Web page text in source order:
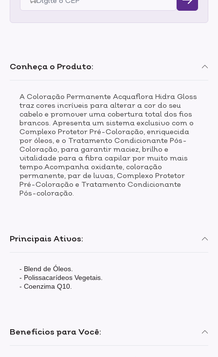
Benefícios para Você:
Principais Ativos:
- Blend de Óleos.
- Polissacarídeos Vegetais.
- Coenzima Q10.
Conheça o Produto:
A Coloração Permanente Acquaflora Hidra Gloss
traz cores incríveis para alterar a cor do seu
cabelo e promover uma cobertura total dos fios
brancos. Apresenta um sistema exclusivo com o
Complexo Protetor Pré-Coloração, enriquecida
por óleos, e o Tratamento Condicionante Pós-
Coloração, para garantir maciez, brilho e
vitalidade para a fibra capilar por muito mais
tempo.Acompanha oxidante, coloração
permanente, par de luvas, Complexo Protetor
Pré-Coloração e Tratamento Condicionante
Pós-coloração.